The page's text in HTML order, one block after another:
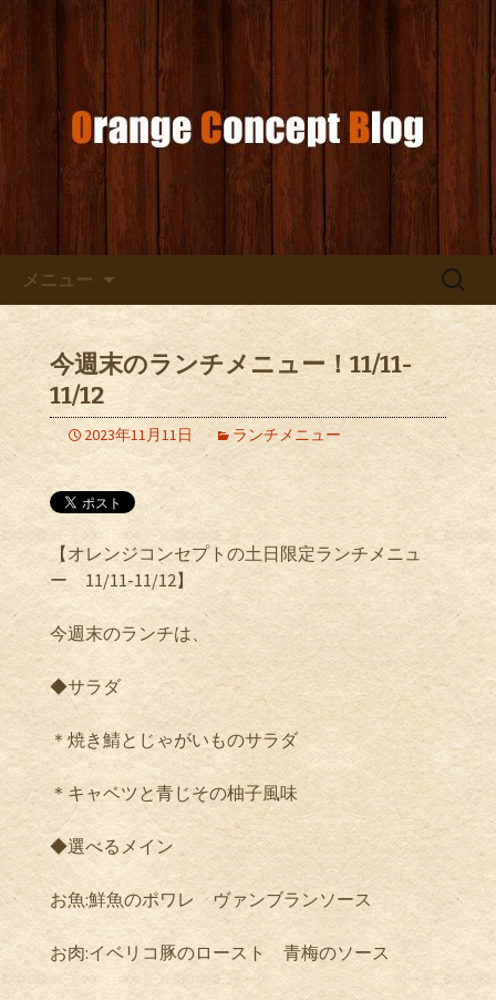
オレンジコンセプトブログ
お店からのお知らせ
メニュー
検
今週末のランチメニュー！11/11-
11/12
2023年11月11日 ランチメニュー
【オレンジコンセプトの土日限定ランチメニュ
ー 11/11-11/12】
今週末のランチは、
◆サラダ
＊焼き鯖とじゃがいものサラダ
＊キャベツと青じその柚子風味
◆選べるメイン
お魚:鮮魚のポワレ ヴァンブランソース
お肉:イベリコ豚のロースト 青梅のソース